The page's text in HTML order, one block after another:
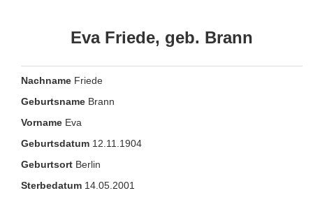
Eva Friede, geb. Brann
Nachname Friede
Geburtsname Brann
Vorname Eva
Geburtsdatum 12.11.1904
Geburtsort Berlin
Sterbedatum 14.05.2001